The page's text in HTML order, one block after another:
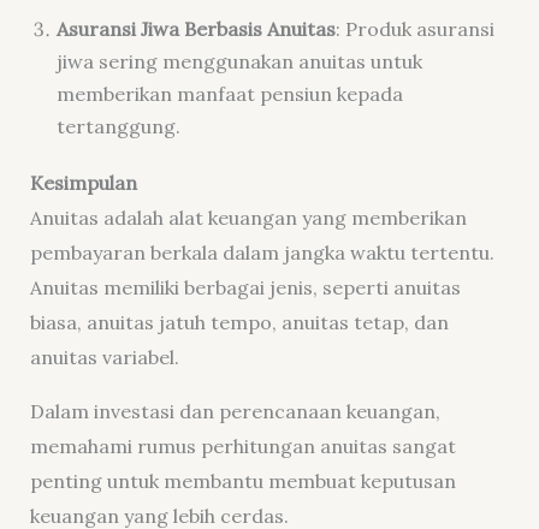
Asuransi Jiwa Berbasis Anuitas: Produk asuransi
jiwa sering menggunakan anuitas untuk
memberikan manfaat pensiun kepada
tertanggung.
Kesimpulan
Anuitas adalah alat keuangan yang memberikan
pembayaran berkala dalam jangka waktu tertentu.
Anuitas memiliki berbagai jenis, seperti anuitas
biasa, anuitas jatuh tempo, anuitas tetap, dan
anuitas variabel.
Dalam investasi dan perencanaan keuangan,
memahami rumus perhitungan anuitas sangat
penting untuk membantu membuat keputusan
keuangan yang lebih cerdas.